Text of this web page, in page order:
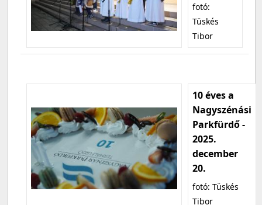
fotó:
Tüskés
Tibor
10 éves a
Nagyszénási
Parkfürdő -
2025.
december
20.
fotó: Tüskés
Tibor